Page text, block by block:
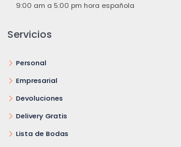
9:00 am a 5:00 pm hora española
Servicios
Personal
Empresarial
Devoluciones
Delivery Gratis
Lista de Bodas